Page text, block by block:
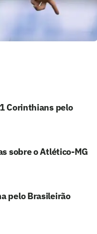
Corinthians pelo
sobre o Atlético-MG
pelo Brasileirão